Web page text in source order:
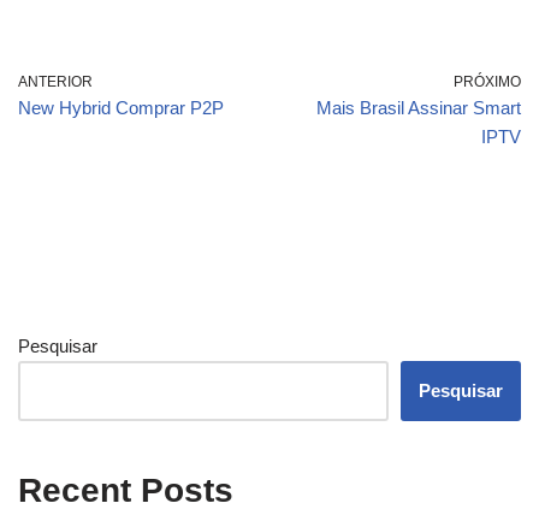
ANTERIOR
New Hybrid Comprar P2P
PRÓXIMO
Mais Brasil Assinar Smart
IPTV
Pesquisar
Pesquisar
Recent Posts